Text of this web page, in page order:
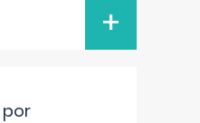
+
por